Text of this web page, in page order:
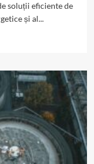
soluții eficiente de
și al...